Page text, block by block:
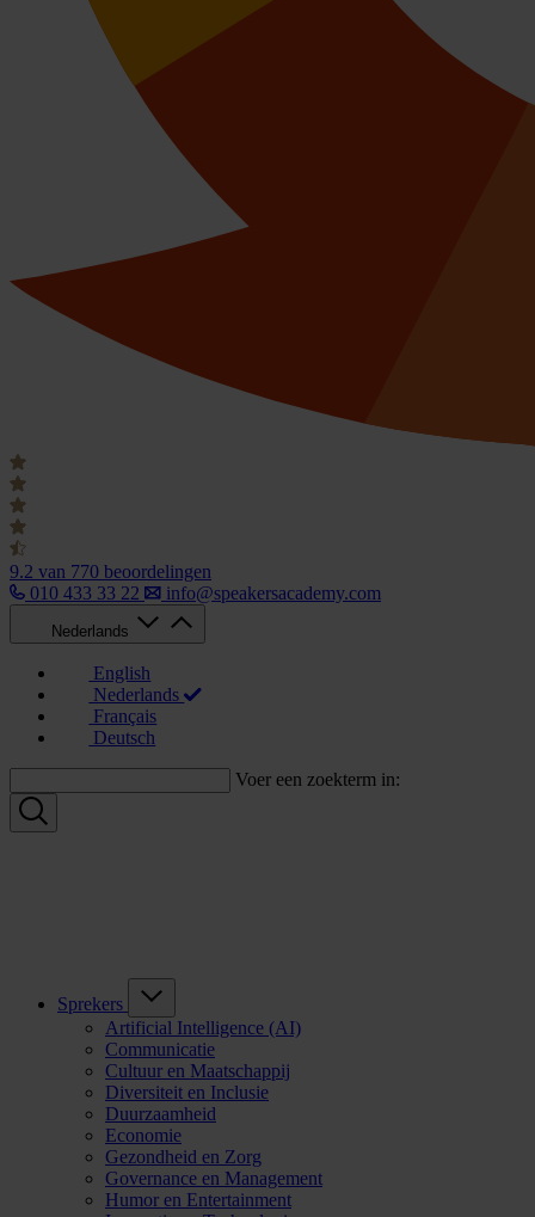
9.2 van 770 beoordelingen
010 433 33 22
info@speakersacademy.com
Nederlands
English
Nederlands
Français
Deutsch
Voer een zoekterm in:
Sprekers
Artificial Intelligence (AI)
Communicatie
Cultuur en Maatschappij
Diversiteit en Inclusie
Duurzaamheid
Economie
Gezondheid en Zorg
Governance en Management
Humor en Entertainment